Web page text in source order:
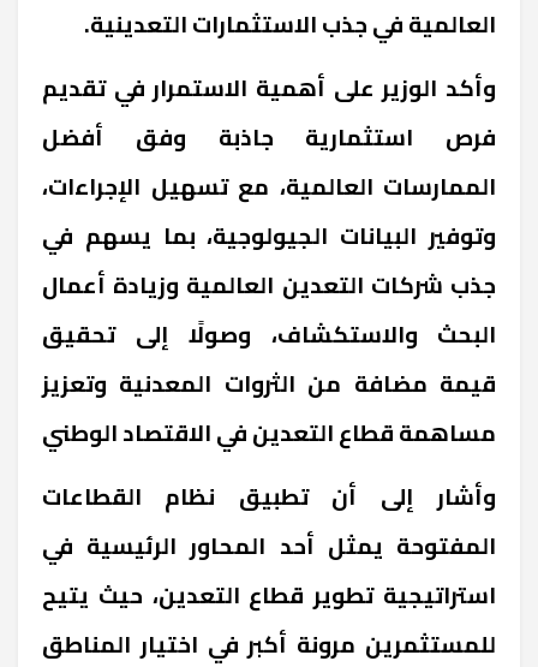
العالمية في جذب الاستثمارات التعدينية.
وأكد الوزير على أهمية الاستمرار في تقديم
فرص استثمارية جاذبة وفق أفضل
الممارسات العالمية، مع تسهيل الإجراءات،
وتوفير البيانات الجيولوجية، بما يسهم في
جذب شركات التعدين العالمية وزيادة أعمال
البحث والاستكشاف، وصولًا إلى تحقيق
قيمة مضافة من الثروات المعدنية وتعزيز
مساهمة قطاع التعدين في الاقتصاد الوطني
وأشار إلى أن تطبيق نظام القطاعات
المفتوحة يمثل أحد المحاور الرئيسية في
استراتيجية تطوير قطاع التعدين، حيث يتيح
للمستثمرين مرونة أكبر في اختيار المناطق